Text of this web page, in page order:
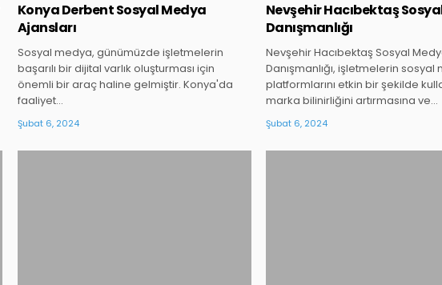
Konya Derbent Sosyal Medya
Ajansları
Sosyal medya, günümüzde işletmelerin
başarılı bir dijital varlık oluşturması için
önemli bir araç haline gelmiştir. Konya'da
faaliyet…
Şubat 6, 2024
Nevşehir Hacıbektaş
Danışmanlığı
Nevşehir Hacıbektaş Sosyal
Danışmanlığı, işletmelerin sosyal
platformlarını etkin bir şekilde
marka bilinirliğini artırmasına ve…
Şubat 6, 2024